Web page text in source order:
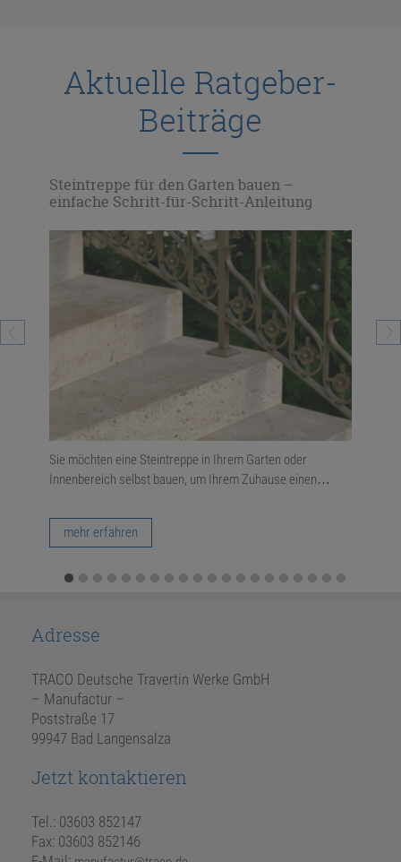
Aktuelle Ratgeber-
Beiträge
Steintreppe für den Garten bauen –
einfache Schritt-für-Schritt-Anleitung
Sie möchten eine Steintreppe in Ihrem Garten oder
Innenbereich selbst bauen, um Ihrem Zuhause einen…
mehr erfahren
Adresse
TRACO Deutsche Travertin Werke GmbH
– Manufactur –
Poststraße 17
99947 Bad Langensalza
Jetzt kontaktieren
Tel.: 03603 852147
Fax: 03603 852146